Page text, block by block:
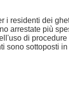
i residenti dei
arrestate più
di
sono sottoposti